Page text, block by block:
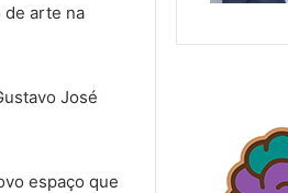
de arte na
José
espaço que